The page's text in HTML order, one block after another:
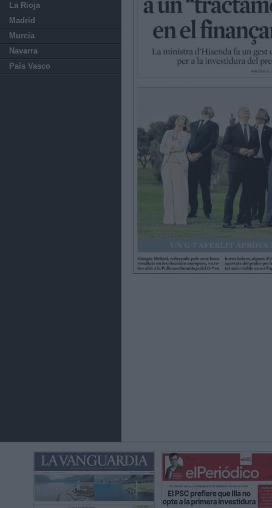
La Rioja
Madrid
Murcia
Navarra
País Vasco